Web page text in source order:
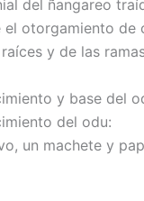
del ñangareo
el otorgamiento
y de las
y base del
del odu:
un machete y